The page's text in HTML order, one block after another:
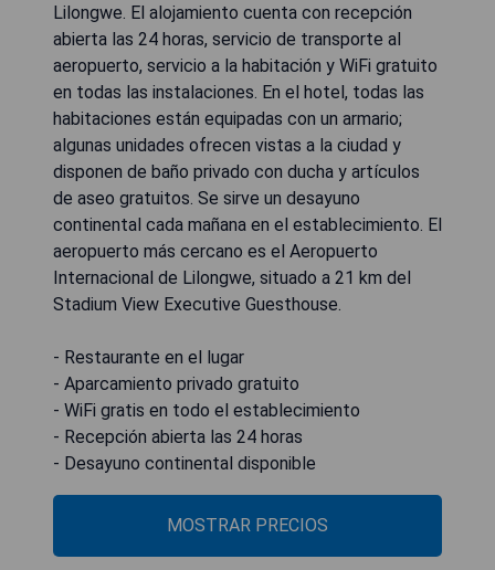
Lilongwe. El alojamiento cuenta con recepción
abierta las 24 horas, servicio de transporte al
aeropuerto, servicio a la habitación y WiFi gratuito
en todas las instalaciones. En el hotel, todas las
habitaciones están equipadas con un armario;
algunas unidades ofrecen vistas a la ciudad y
disponen de baño privado con ducha y artículos
de aseo gratuitos. Se sirve un desayuno
continental cada mañana en el establecimiento. El
aeropuerto más cercano es el Aeropuerto
Internacional de Lilongwe, situado a 21 km del
Stadium View Executive Guesthouse.
- Restaurante en el lugar
- Aparcamiento privado gratuito
- WiFi gratis en todo el establecimiento
- Recepción abierta las 24 horas
- Desayuno continental disponible
MOSTRAR PRECIOS